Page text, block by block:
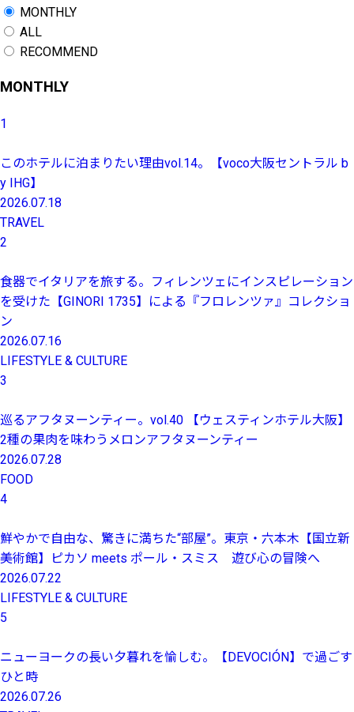
MONTHLY
ALL
RECOMMEND
MONTHLY
1
このホテルに泊まりたい理由vol.14。【voco大阪セントラル b
y IHG】
2026.07.18
TRAVEL
2
食器でイタリアを旅する。フィレンツェにインスピレーション
を受けた【GINORI 1735】による『フロレンツァ』コレクショ
ン
2026.07.16
LIFESTYLE & CULTURE
3
巡るアフタヌーンティー。vol.40 【ウェスティンホテル大阪】
2種の果肉を味わうメロンアフタヌーンティー
2026.07.28
FOOD
4
鮮やかで自由な、驚きに満ちた“部屋”。東京・六本木【国立新
美術館】ピカソ meets ポール・スミス 遊び心の冒険へ
2026.07.22
LIFESTYLE & CULTURE
5
ニューヨークの長い夕暮れを愉しむ。【DEVOCIÓN】で過ごす
ひと時
2026.07.26